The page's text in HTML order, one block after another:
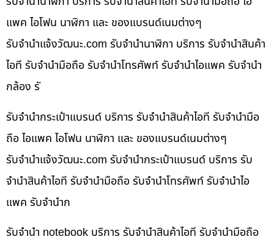
แพค ไอโฟน นาฬิกา และ ของแบรนด์เนมต่างๆ
รับจํานําแจ้งวัฒนะ.com รับจำนำนาฬิกา บริการ รับจำนำสินค้า
ไอที รับจำนำมือถือ รับจำนำโทรศัพท์ รับจำนำไอแพค รับจำนำ
กล้อง รั
รับจำนำกระเป๋าแบรนด์ บริการ รับจำนำสินค้าไอที รับจำนำมือ
ถือ ไอแพค ไอโฟน นาฬิกา และ ของแบรนด์เนมต่างๆ
รับจํานําแจ้งวัฒนะ.com รับจำนำกระเป๋าแบรนด์ บริการ รับ
จำนำสินค้าไอที รับจำนำมือถือ รับจำนำโทรศัพท์ รับจำนำไอ
แพค รับจำนำก
รับจำนำ notebook บริการ รับจำนำสินค้าไอที รับจำนำมือถือ